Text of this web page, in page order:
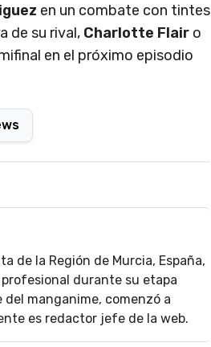
en un combate con tintes
de su rival, Charlotte Flair o
en el próximo episodio
de la Región de Murcia, España,
durante su etapa
manganime, comenzó a
es redactor jefe de la web.